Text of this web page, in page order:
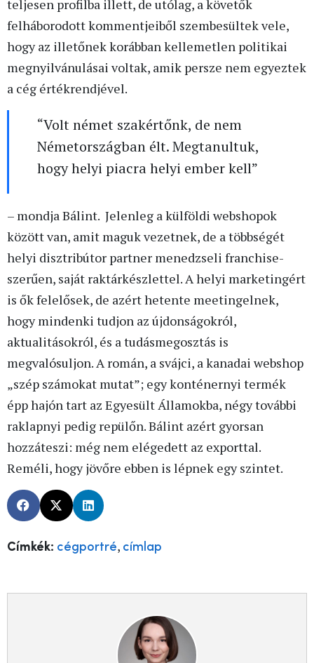
teljesen profilba illett, de utólag, a követők
felháborodott kommentjeiből szembesültek vele,
hogy az illetőnek korábban kellemetlen politikai
megnyilvánulásai voltak, amik persze nem egyeztek
a cég értékrendjével.
“Volt német szakértőnk, de nem
Németországban élt. Megtanultuk,
hogy helyi piacra helyi ember kell”
– mondja Bálint. Jelenleg a külföldi webshopok
között van, amit maguk vezetnek, de a többségét
helyi disztribútor partner menedzseli franchise-
szerűen, saját raktárkészlettel. A helyi marketingért
is ők felelősek, de azért hetente meetingelnek,
hogy mindenki tudjon az újdonságokról,
aktualitásokról, és a tudásmegosztás is
megvalósuljon. A román, a svájci, a kanadai webshop
„szép számokat mutat”; egy konténernyi termék
épp hajón tart az Egyesült Államokba, négy további
raklapnyi pedig repülőn. Bálint azért gyorsan
hozzáteszi: még nem elégedett az exporttal.
Reméli, hogy jövőre ebben is lépnek egy szintet.
Címkék: cégportré, címlap